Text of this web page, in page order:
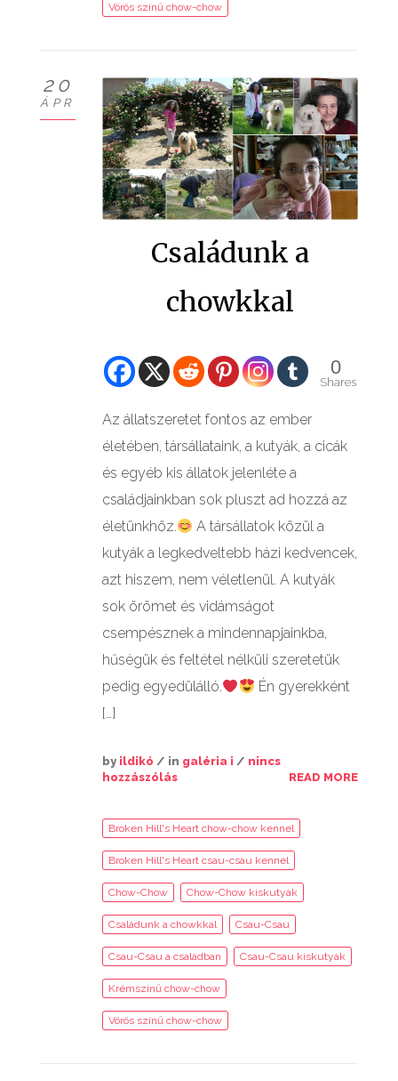
Vörös színű chow-chow
20
ÁPR
Családunk a
chowkkal
0
Shares
Az állatszeretet fontos az ember
életében, társállataink, a kutyák, a cicák
és egyéb kis állatok jelenléte a
családjainkban sok pluszt ad hozzá az
életünkhöz.
A társállatok közül a
kutyák a legkedveltebb házi kedvencek,
azt hiszem, nem véletlenül. A kutyák
sok örömet és vidámságot
csempésznek a mindennapjainkba,
hűségük és feltétel nélküli szeretetük
pedig egyedülálló.
Én gyerekként
[…]
by ildikó / in galéria i / nincs
hozzászólás
READ MORE
Broken Hill's Heart chow-chow kennel
Broken Hill's Heart csau-csau kennel
Chow-Chow Chow-Chow kiskutyák
Családunk a chowkkal Csau-Csau
Csau-Csau a családban Csau-Csau kiskutyák
Krémszínű chow-chow
Vörös színű chow-chow